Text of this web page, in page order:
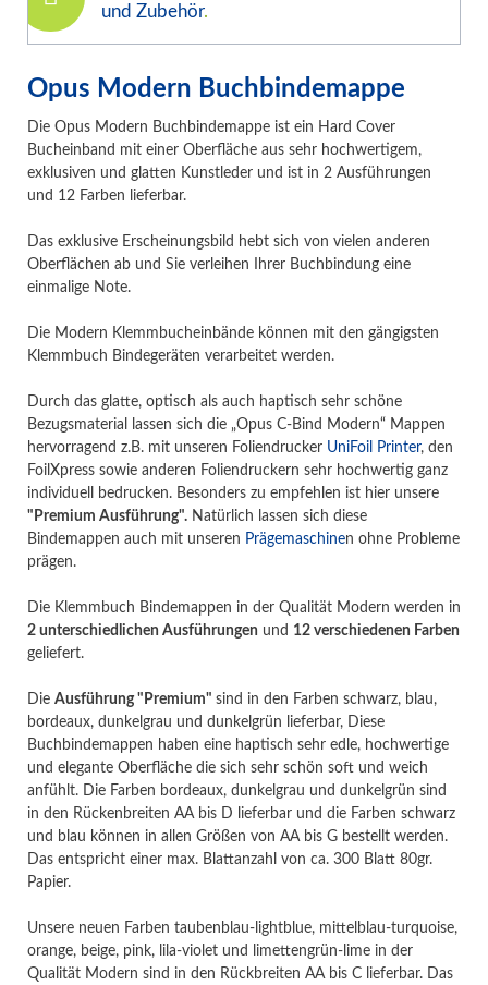
und Zubehör.
Opus Modern Buchbindemappe
Die Opus Modern Buchbindemappe ist ein Hard Cover
Bucheinband mit einer Oberfläche aus sehr hochwertigem,
exklusiven und glatten Kunstleder und ist in 2 Ausführungen
und 12 Farben lieferbar.
Das exklusive Erscheinungsbild hebt sich von vielen anderen
Oberflächen ab und Sie verleihen Ihrer Buchbindung eine
einmalige Note.
Die Modern Klemmbucheinbände können mit den gängigsten
Klemmbuch Bindegeräten verarbeitet werden.
Durch das glatte, optisch als auch haptisch sehr schöne
Bezugsmaterial lassen sich die „Opus C-Bind Modern“ Mappen
hervorragend z.B. mit unseren Foliendrucker UniFoil Printer, den
FoilXpress sowie anderen Foliendruckern sehr hochwertig ganz
individuell bedrucken. Besonders zu empfehlen ist hier unsere
"Premium Ausführung".Natürlich lassen sich diese
Bindemappen auch mit unseren Prägemaschinen ohne Probleme
prägen.
Die Klemmbuch Bindemappen in der Qualität Modern werden in
2 unterschiedlichen Ausführungen und 12 verschiedenen Farben
geliefert.
Die Ausführung "Premium" sind in den Farben schwarz, blau,
bordeaux, dunkelgrau und dunkelgrün lieferbar, Diese
Buchbindemappen haben eine haptisch sehr edle, hochwertige
und elegante Oberfläche die sich sehr schön soft und weich
anfühlt. Die Farben bordeaux, dunkelgrau und dunkelgrün sind
in den Rückenbreiten AA bis D lieferbar und die Farben schwarz
und blau können in allen Größen von AA bis G bestellt werden.
Das entspricht einer max. Blattanzahl von ca. 300 Blatt 80gr.
Papier.
Unsere neuen Farben taubenblau-lightblue, mittelblau-turquoise,
orange, beige, pink, lila-violet und limettengrün-lime in der
Qualität Modern sind in den Rückbreiten AA bis C lieferbar. Das